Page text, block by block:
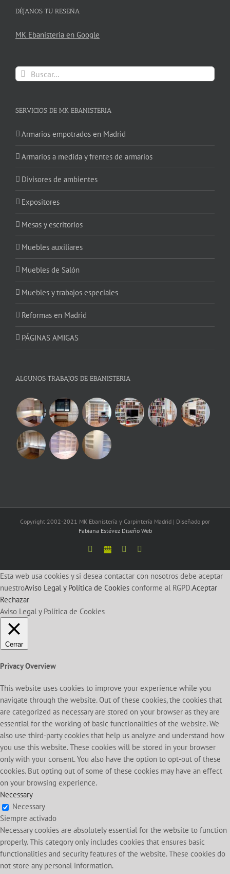
DÉJANOS TU RESEÑA
MK Ebanisteria en Google
Buscar:
SERVICIOS DE MK EBANISTERIA
Armarios empotrados en Madrid
Armarios a medida y frentes de armarios
Divisores de ambientes
Expositores
Mesas y escritorios
Muebles auxiliares
Muebles de Salón
Muebles y trabajos especiales
Reformas en Madrid
PÁGINAS AMIGAS
ALGUNOS TRABAJOS DE EBANISTERIA
Copyright 2002-2021 MK Ebanistería y Carpintería Madrid | Diseñado por
Fabiana Estévez Diseño Web
Facebook
Google Twitter
Esta web usa cookies y si desea contactar con nosotros debe aceptar
nuestroAviso Legal y Política de Cookies conforme al RGPD.Aceptar
Rechazar
Aviso Legal y Política de Cookies
Cerrar
Privacy Overview
This website uses cookies to improve your experience while you
navigate through the website. Out of these cookies, the cookies that
are categorized as necessary are stored on your browser as they are
essential for the working of basic functionalities of the website. We
also use third-party cookies that help us analyze and understand how
you use this website. These cookies will be stored in your browser
only with your consent. You also have the option to opt-out of these
cookies. But opting out of some of these cookies may have an effect
on your browsing experience.
Necessary
Necessary
Siempre activado
Necessary cookies are absolutely essential for the website to function
properly. This category only includes cookies that ensures basic
functionalities and security features of the website. These cookies do
not store any personal information.